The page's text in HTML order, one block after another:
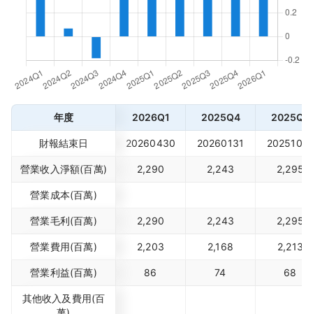
年度 2026Q1 2025Q4 2025Q3
財報結束日 20260430 20260131
營業收入淨額(百萬) 2,290 2,243 2,295
營業成本(百萬)
營業毛利(百萬) 2,290 2,243 2,295
營業費用(百萬) 2,203 2,168 2,213
營業利益(百萬) 86 74 68
其他收入及費用(百